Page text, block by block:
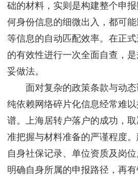
础的材料，实则是构建整个申
何身份信息的细微出入，都可
等信息的自动匹配效率。在正
的有效性进行一次全面自查，
妥做法。
面对复杂的政策条款与动态
纯依赖网络碎片化信息经常难
谱。上海居转户落户的成功，
准把握与材料准备的严谨程度
自身社保记录、单位资质及岗位
明确自身所属的申报路径，再